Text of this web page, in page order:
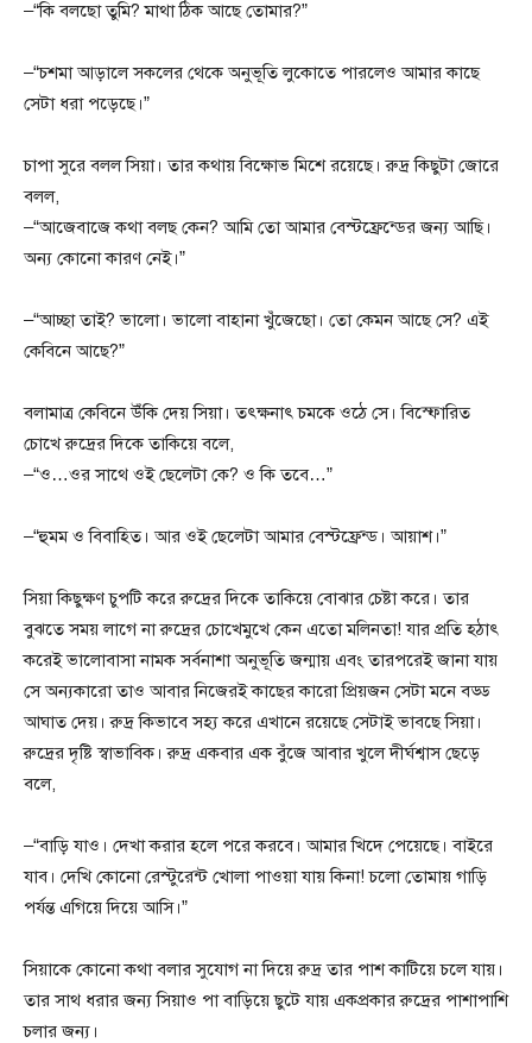
–“কি বলছো তুমি? মাথা ঠিক আছে তোমার?”
–“চশমা আড়ালে সকলের থেকে অনুভূতি লুকোতে পারলেও আমার কাছে
সেটা ধরা পড়েছে।”
চাপা সুরে বলল সিয়া। তার কথায় বিক্ষোভ মিশে রয়েছে। রুদ্র কিছুটা জোরে
বলল,
–“আজেবাজে কথা বলছ কেন? আমি তো আমার বেস্টফ্রেন্ডের জন্য আছি।
অন্য কোনো কারণ নেই।”
–“আচ্ছা তাই? ভালো। ভালো বাহানা খুঁজেছো। তো কেমন আছে সে? এই
কেবিনে আছে?”
বলামাত্র কেবিনে উঁকি দেয় সিয়া। তৎক্ষনাৎ চমকে ওঠে সে। বিস্ফোরিত
চোখে রুদ্রের দিকে তাকিয়ে বলে,
–“ও…ওর সাথে ওই ছেলেটা কে? ও কি তবে…”
–“হুমম ও বিবাহিত। আর ওই ছেলেটা আমার বেস্টফ্রেন্ড। আয়াশ।”
সিয়া কিছুক্ষণ চুপটি করে রুদ্রের দিকে তাকিয়ে বোঝার চেষ্টা করে। তার
বুঝতে সময় লাগে না রুদ্রের চোখেমুখে কেন এতো মলিনতা! যার প্রতি হঠাৎ
করেই ভালোবাসা নামক সর্বনাশা অনুভূতি জন্মায় এবং তারপরেই জানা যায়
সে অন্যকারো তাও আবার নিজেরই কাছের কারো প্রিয়জন সেটা মনে বড্ড
আঘাত দেয়। রুদ্র কিভাবে সহ্য করে এখানে রয়েছে সেটাই ভাবছে সিয়া।
রুদ্রের দৃষ্টি স্বাভাবিক। রুদ্র একবার এক বুঁজে আবার খুলে দীর্ঘশ্বাস ছেড়ে
বলে,
–“বাড়ি যাও। দেখা করার হলে পরে করবে। আমার খিদে পেয়েছে। বাইরে
যাব। দেখি কোনো রেস্টুরেন্ট খোলা পাওয়া যায় কিনা! চলো তোমায় গাড়ি
পর্যন্ত এগিয়ে দিয়ে আসি।”
সিয়াকে কোনো কথা বলার সুযোগ না দিয়ে রুদ্র তার পাশ কাটিয়ে চলে যায়।
তার সাথ ধরার জন্য সিয়াও পা বাড়িয়ে ছুটে যায় একপ্রকার রুদ্রের পাশাপাশি
চলার জন্য।